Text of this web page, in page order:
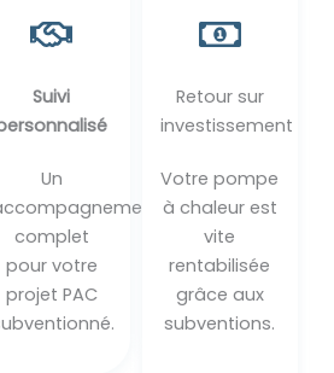
Suivi
Un
complet
pour votre
projet PAC
Retour sur
investissement
Votre pompe
à chaleur est
vite
rentabilisée
grâce aux
subventions.